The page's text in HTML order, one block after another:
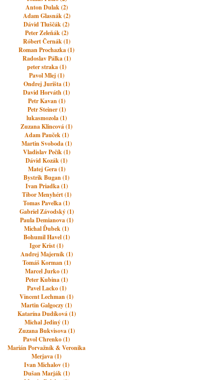
Anton Dulak (2)
Adam Glasnák (2)
Dávid Tluščák (2)
Peter Zeleňák (2)
Róbert Černák (1)
Roman Prochazka (1)
Radoslav Pálka (1)
peter straka (1)
Pavol Mlej (1)
Ondrej Jurišta (1)
David Horváth (1)
Petr Kavan (1)
Petr Steiner (1)
lukasmozola (1)
Zuzana Klincová (1)
Adam Pauček (1)
Martin Svoboda (1)
Vladislav Pečík (1)
Dávid Kozák (1)
Matej Gera (1)
Bystrik Bugan (1)
Ivan Priadka (1)
Tibor Menyhért (1)
Tomas Pavelka (1)
Gabriel Závodský (1)
Paula Demianova (1)
Michal Ďubek (1)
Bohumil Havel (1)
Igor Krist (1)
Andrej Majerník (1)
Tomáš Korman (1)
Marcel Jurko (1)
Peter Kubina (1)
Pavel Lacko (1)
Vincent Lechman (1)
Martin Galgoczy (1)
Katarína Dudíková (1)
Michal Jediný (1)
Zuzana Bukvisova (1)
Pavol Chrenko (1)
Marián Porvažník & Veronika
Merjava (1)
Ivan Michalov (1)
Dušan Marják (1)